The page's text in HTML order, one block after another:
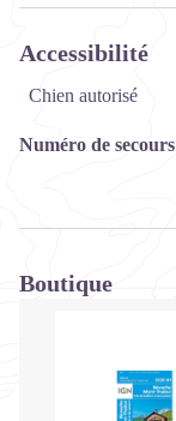
Accessibilité
Chien autorisé
Numéro de secours
Boutique